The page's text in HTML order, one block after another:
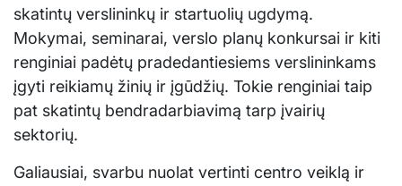
skatintų verslininkų ir startuolių ugdymą.
Mokymai, seminarai, verslo planų konkursai ir kiti
renginiai padėtų pradedantiesiems verslininkams
įgyti reikiamų žinių ir įgūdžių. Tokie renginiai taip
pat skatintų bendradarbiavimą tarp įvairių
sektorių.
Galiausiai, svarbu nuolat vertinti centro veiklą ir